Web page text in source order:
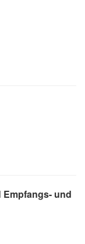
und